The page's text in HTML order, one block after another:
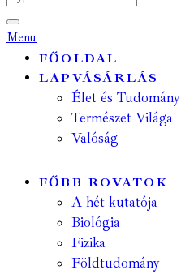
Menu
FŐOLDAL
LAPVÁSÁRLÁS
Élet és Tudomány
Természet Világa
Valóság
FŐBB ROVATOK
A hét kutatója
Biológia
Fizika
Földtudomány